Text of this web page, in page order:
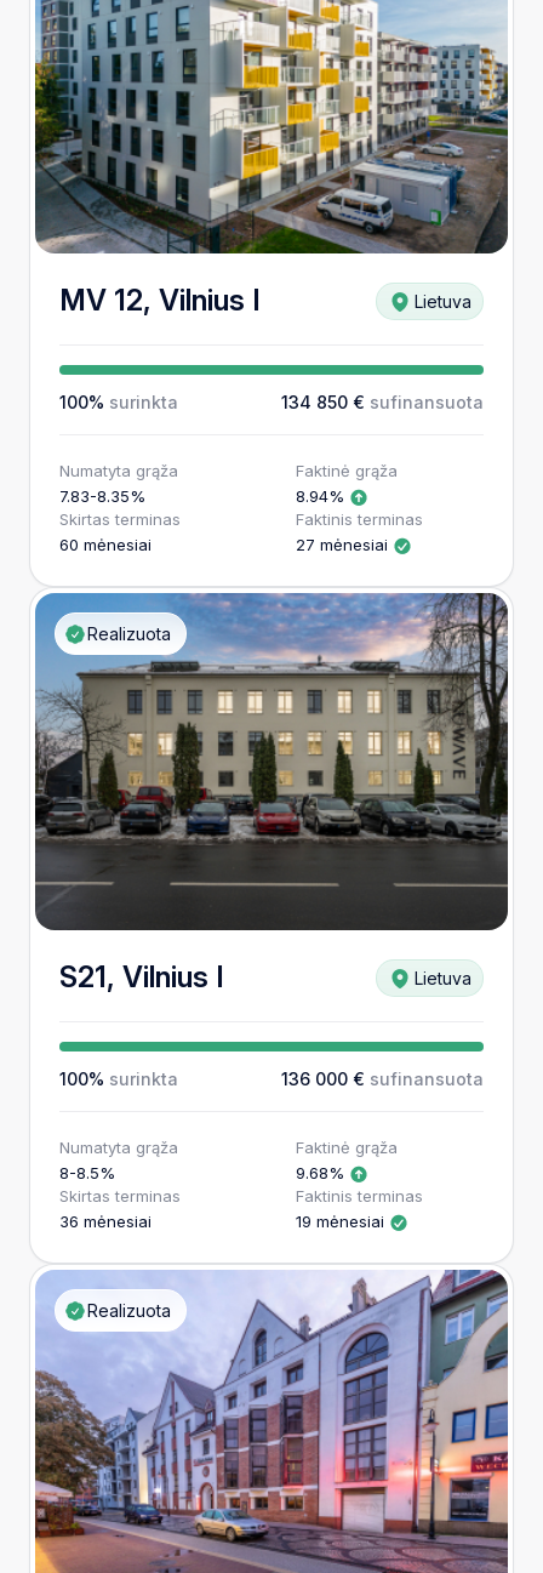
MV 12, Vilnius I Lietuva
100% surinkta 134 850 € sufinansuota
Numatyta grąža
7.83-8.35%
Faktinė grąža
8.94%
Skirtas terminas
60 mėnesiai
Faktinis terminas
27 mėnesiai
Realizuota
S21, Vilnius I Lietuva
100% surinkta 136 000 € sufinansuota
Numatyta grąža
8-8.5%
Faktinė grąža
9.68%
Skirtas terminas
36 mėnesiai
Faktinis terminas
19 mėnesiai
Realizuota